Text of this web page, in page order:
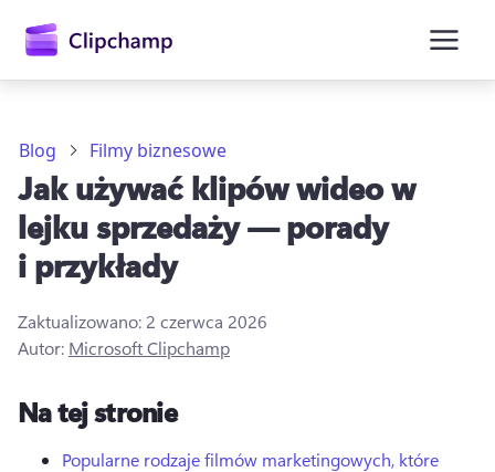
głównej
Zaloguj się
Wypróbuj bezpłatnie
Blog Filmy biznesowe
Jak używać klipów wideo w
lejku sprzedaży — porady
i przykłady
Zaktualizowano: 2 czerwca 2026
Autor: Microsoft Clipchamp
Na tej stronie
Popularne rodzaje filmów marketingowych, które